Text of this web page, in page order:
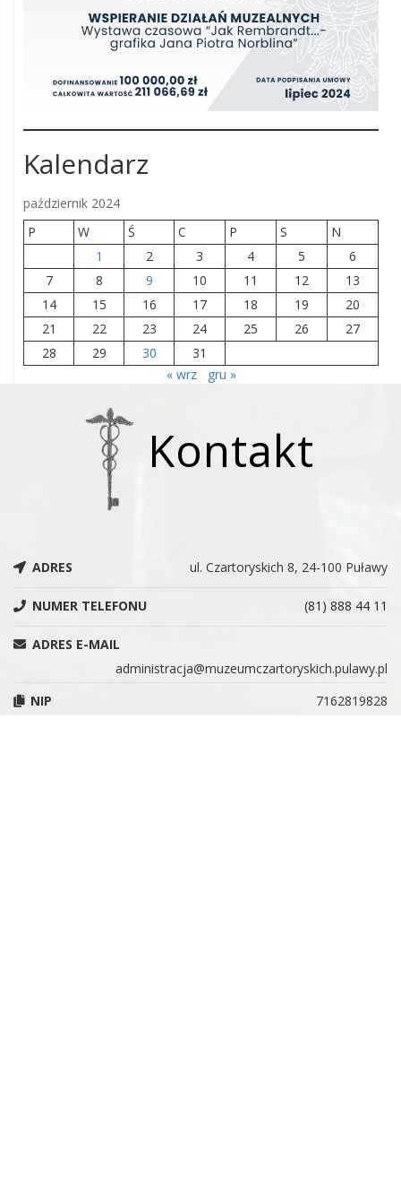
Kalendarz
październik 2024
P
W Ś C P S
N
1
2 3 4 5
6
7
8 9 10 11 12
13
14
15 16 17 18 19
20
21
22 23 24 25 26
27
28
29 30
31
« wrz
gru »
Kontakt
ADRES ul. Czartoryskich 8, 24-100 Puławy
NUMER TELEFONU (81) 888 44 11
ADRES E-MAIL
administracja@muzeumczartoryskich.pulawy.pl
NIP
7162819828